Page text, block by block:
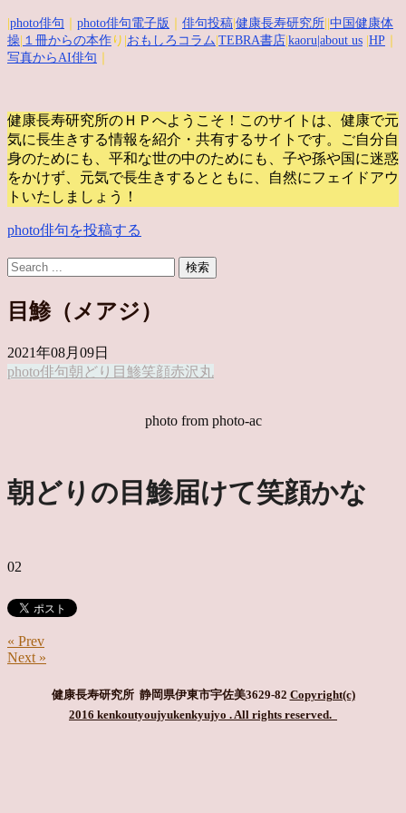
photo俳句 photo俳句電子版 俳句投稿 健康長寿研究所 中国健康体
操 １冊からの本作 り| おもしろコラム TEBRA書店 kaoru |about us HP
写真からAI俳句
健康長寿研究所のＨＰへようこそ！このサイトは、健康で元
気に長生きする情報を紹介・共有するサイトです。
ご自分自
身のためにも、平和な世の中のためにも、子や孫や国に迷惑
をかけず、元気で長生きするとともに、自然にフェイドアウ
トいたしましょう！
photo俳句を投稿する
目鯵（メアジ）
2021年08月09日
photo俳句朝どり 目鯵笑顔赤沢丸
photo from photo-ac
朝どりの目鯵届けて笑顔かな
02
« Prev
Next »
健康長寿研究所 静岡県伊東市宇佐美3629-82 Copyright(c)
2016 kenkoutyoujyukenkyujyo . All rights reserved.